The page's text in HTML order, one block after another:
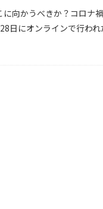
向かうべきか？コロナ
日にオンラインで行わ